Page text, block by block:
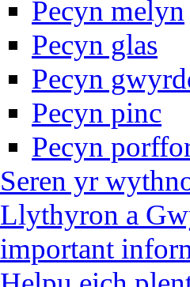
Pecyn melyn
Pecyn glas
Pecyn
Pecyn pinc
Pecyn
Seren yr
Llythyron a
important